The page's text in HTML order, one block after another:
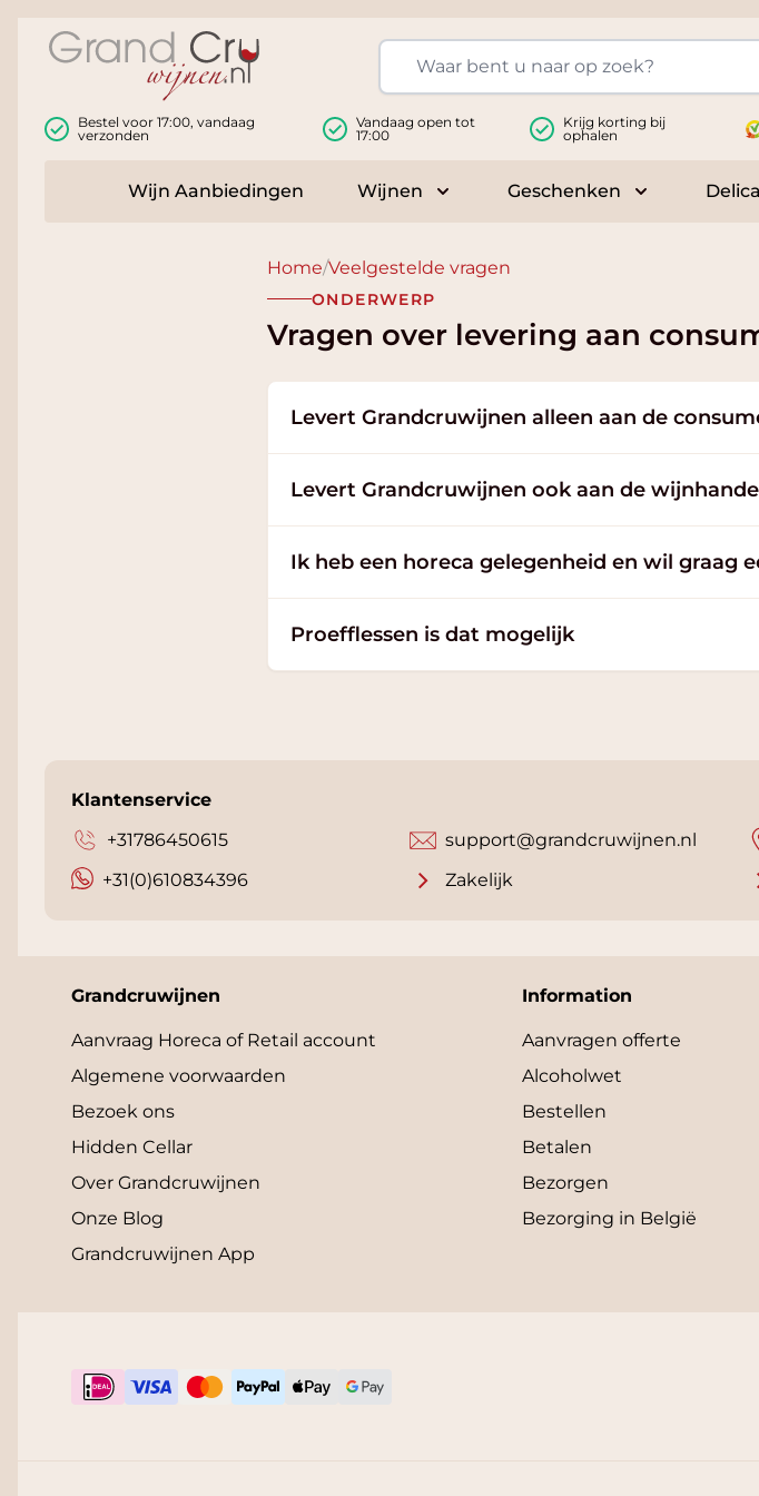
Bestel voor 17:00, vandaag
verzonden
Vandaag open tot
17:00
Krijg korting bij
ophalen
Wijn Aanbiedingen Wijnen
Toggle submenu for Wijnen
Geschenken
Toggle
Home/Veelgestelde vragen
ONDERWERP
Vragen over levering aan
Levert Grandcruwijnen alleen aan de
Levert Grandcruwijnen ook aan de
Ik heb een horeca gelegenheid en wil graag
Proefflessen is dat mogelijk
Klantenservice
+31786450615
+31(0)610834396
support@grandcruwijnen.nl
Zakelijk
Grandcruwijnen
Aanvraag Horeca of Retail account
Algemene voorwaarden
Bezoek ons
Hidden Cellar
Over Grandcruwijnen
Onze Blog
Grandcruwijnen App
Information
Aanvragen offerte
Alcoholwet
Bestellen
Betalen
Bezorgen
Bezorging in België